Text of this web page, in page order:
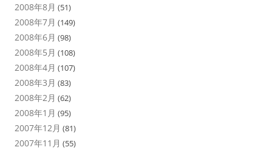
2008年8月 (51)
2008年7月 (149)
2008年6月 (98)
2008年5月 (108)
2008年4月 (107)
2008年3月 (83)
2008年2月 (62)
2008年1月 (95)
2007年12月 (81)
2007年11月 (55)